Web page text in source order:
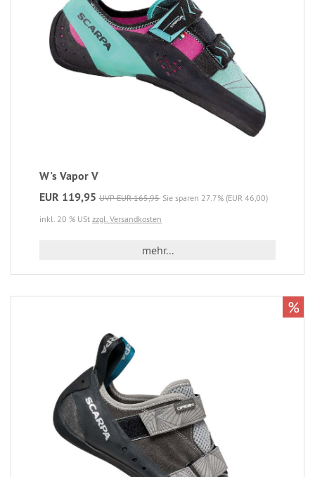
W's Vapor V
EUR 119,95 UVP EUR 165,95 Sie sparen 27.7% (EUR 46,00)
inkl. 20 % USt zzgl. Versandkosten
mehr...
%